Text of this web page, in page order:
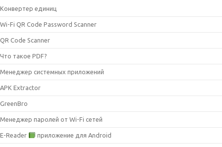
Конвертер единиц
Wi-Fi QR Code Password Scanner
QR Code Scanner
Что такое PDF?
Менеджер системных приложений
APK Extractor
GreenBro
Менеджер паролей от Wi-Fi сетей
E-Reader приложение для Android